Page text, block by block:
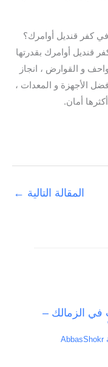
كفر قنديل أوامرك؟
أوامرك بقدرتها
و القوارض ، انجاز
الأجهزة و المعدات ،
أمان.
المقالة التالية ←
الزمالك –
AbbasShokr